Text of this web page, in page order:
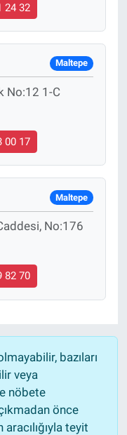
24 32
Maltepe
No:12 1-C
00 17
Maltepe
No:176
82 70
bazıları
veya
nöbete
önce
teyit